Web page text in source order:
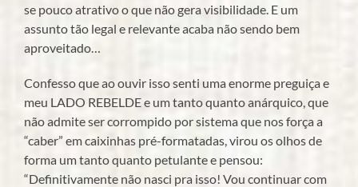
se pouco atrativo o que não gera visibilidade. E um
assunto tão legal e relevante acaba não sendo bem
aproveitado…
Confesso que ao ouvir isso senti uma enorme preguiça e
meu LADO REBELDE e um tanto quanto anárquico, que
não admite ser corrompido por sistema que nos força a
“caber” em caixinhas pré-formatadas, virou os olhos de
forma um tanto quanto petulante e pensou:
“Definitivamente não nasci pra isso! Vou continuar com